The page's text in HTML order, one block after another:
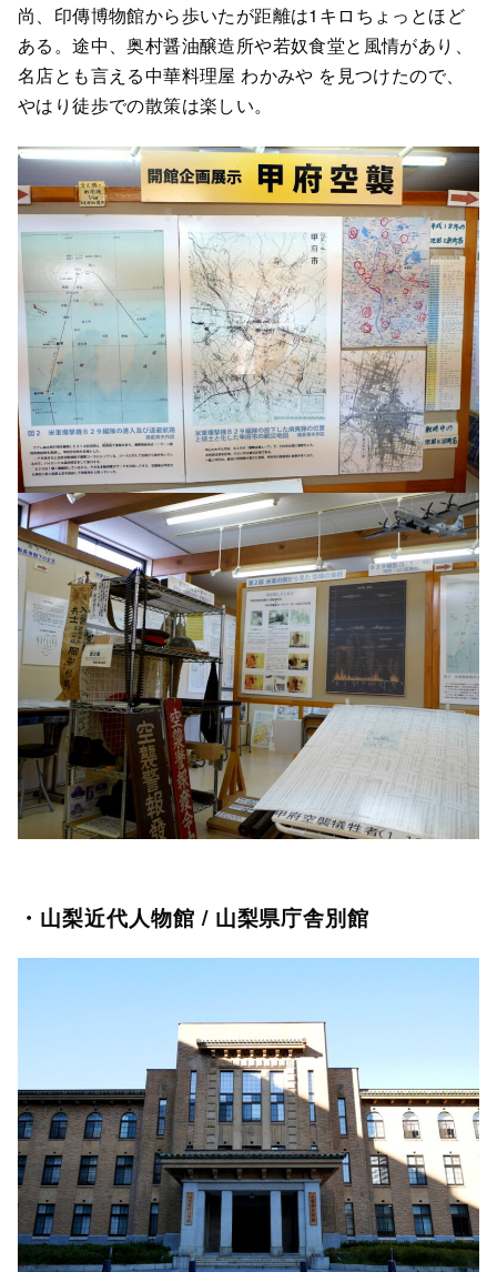
尚、印傳博物館から歩いたが距離は1キロちょっとほど
ある。途中、奥村醤油醸造所や若奴食堂と風情があり、
名店とも言える中華料理屋 わかみや を見つけたので、
やはり徒歩での散策は楽しい。
・山梨近代人物館 / 山梨県庁舎別館